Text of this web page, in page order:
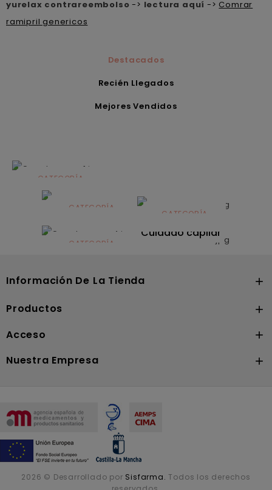
yurelax contrareembolso -> lectura aquí -> Comrar
ramipril genericos
Destacados
Recién Llegados
Mejores Vendidos
CATEGORÍA
Alimentación
infantilCATEGORÍA
Dermocosmética
CATEGORÍA
Solares
CATEGORÍA
Cuidado capilar
Información De La Tienda 
Productos 
Acceso 
Nuestra Empresa 
2026 © Desarrollado por Sisfarma. Todos los derechos